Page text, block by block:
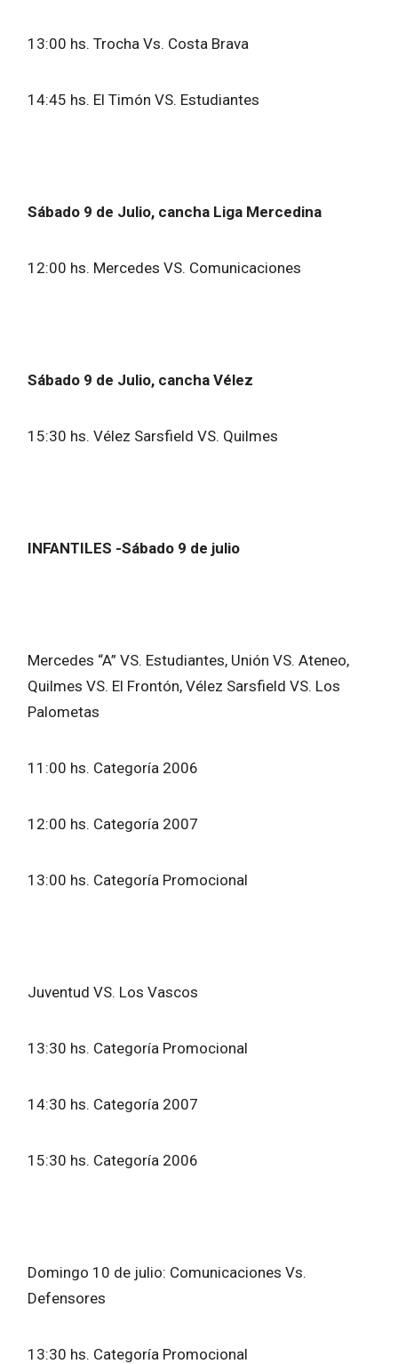
13:00 hs. Trocha Vs. Costa Brava
14:45 hs. El Timón VS. Estudiantes
Sábado 9 de Julio, cancha Liga Mercedina
12:00 hs. Mercedes VS. Comunicaciones
Sábado 9 de Julio, cancha Vélez
15:30 hs. Vélez Sarsfield VS. Quilmes
INFANTILES -Sábado 9 de julio
Mercedes “A” VS. Estudiantes, Unión VS. Ateneo,
Quilmes VS. El Frontón, Vélez Sarsfield VS. Los
Palometas
11:00 hs. Categoría 2006
12:00 hs. Categoría 2007
13:00 hs. Categoría Promocional
Juventud VS. Los Vascos
13:30 hs. Categoría Promocional
14:30 hs. Categoría 2007
15:30 hs. Categoría 2006
Domingo 10 de julio: Comunicaciones Vs.
Defensores
13:30 hs. Categoría Promocional